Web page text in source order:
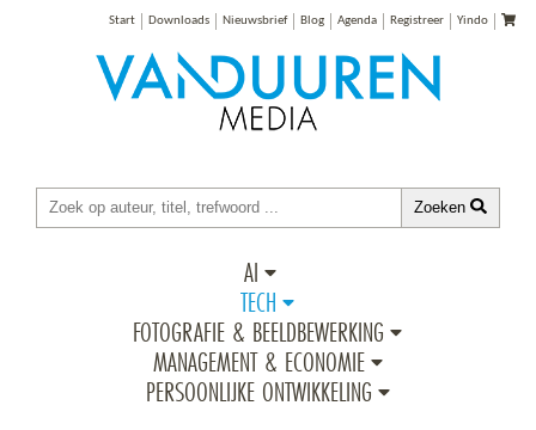
Start Downloads Nieuwsbrief Blog Agenda Registreer Yindo
Zoeken
AI
TECH
FOTOGRAFIE & BEELDBEWERKING
MANAGEMENT & ECONOMIE
PERSOONLIJKE ONTWIKKELING